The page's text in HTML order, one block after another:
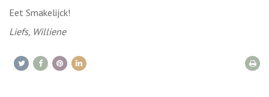
Eet Smakelijck!
Liefs, Williene